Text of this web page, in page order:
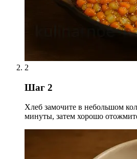
2
Шаг 2
Хлеб замочите в небольшом
минуты, затем хорошо